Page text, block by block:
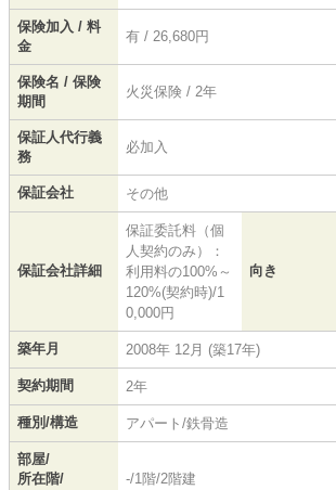
保険加入 / 料
金
有 / 26,680円
保険名 / 保険
期間
火災保険 / 2年
保証人代行義
務
必加入
保証会社 その他
保証会社詳細
保証委託料（個
人契約のみ）：
利用料の100%～
120%(契約時)/1
0,000円
向き
築年月 2008年 12月 (築17年)
契約期間 2年
種別/構造 アパート/鉄骨造
部屋/
所在階/
-/1階/2階建